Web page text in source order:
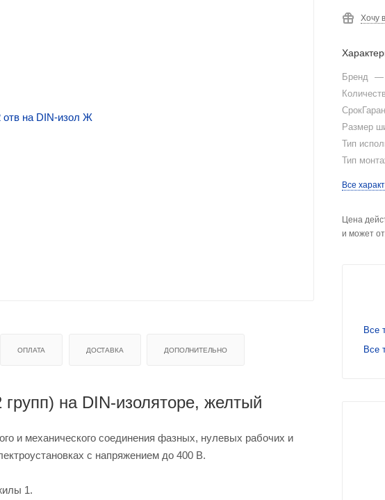
ОПЛАТА ДОСТАВКА ДОПОЛНИТЕЛЬНО
на DIN-изоляторе, желтый
и механического соединения фазных, нулевых рабочих и
с напряжением до 400 В.
1.
Хочу
Бренд —
Размер
Тип
Тип
Все
Цена
и может
Все
Все